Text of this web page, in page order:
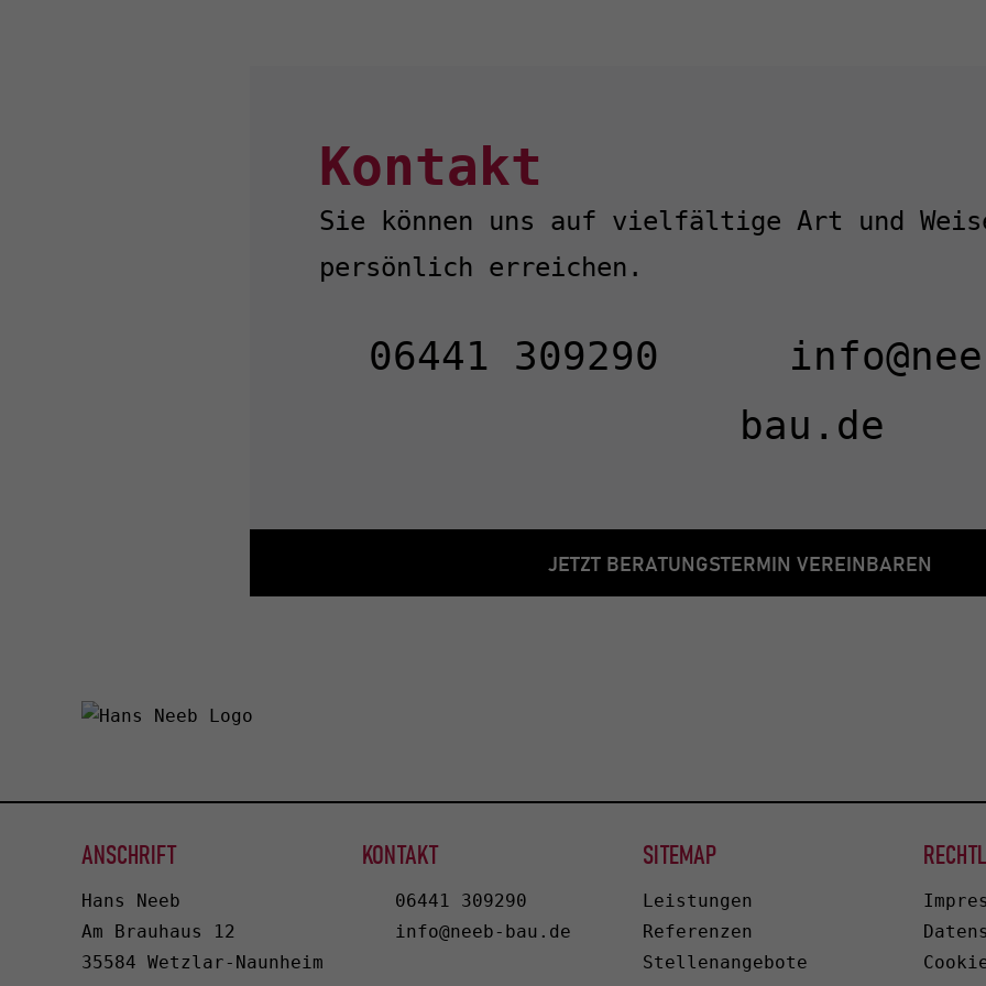
Kontakt
Sie können uns auf vielfältige Art und
persönlich erreichen.
06441 309290
bau.de
JETZT BERATUNGSTERMIN VEREINBAREN
ANSCHRIFT
Hans Neeb
Am Brauhaus 12
35584 Wetzlar-Naunheim
KONTAKT
06441 309290
info@neeb-bau.de
SITEMAP
Leistungen
Referenzen
Stellenangebote